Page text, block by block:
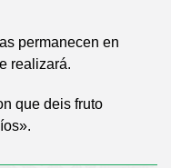
permanecen en
realizará.
que deis fruto